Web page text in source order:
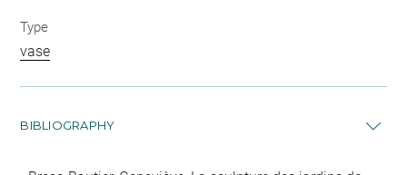
Type
vase
BIBLIOGRAPHY